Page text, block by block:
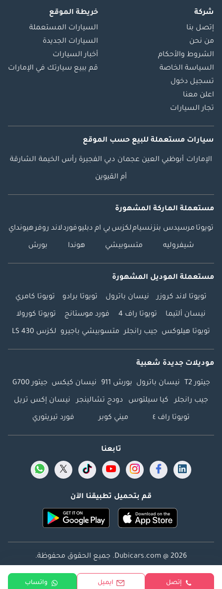
إتصل ايميل واتساب
شركة
إتصل بنا
من نحن
الشروط والأحكام
السياسة الخاصة
تسجيل دخول
اعلن معنا
تجار السيارات
خريطة الموقع
السيارات المستعملة
السيارات الجديدة
أخبار السيارات
قم ببيع سيارتك في الإمارات
سيارات مستعملة للبيع حسب الموقع
الإمارات أبوظبي العين عجمان دبي الفجيرة رأس الخيمة الشارقة
أم القيوين
مستعملة الماركة المشهورة
تويوتا مرسيدس بنزنسياملكزس بي ام دبليوفوردلاند روفرهيونداي
شيفروليه متسوبيشي هوندا بورش
مستعملة الموديل المشهورة
تويوتا لاند كروزر نيسان باترول تويوتا برادو تويوتا كامري
نيسان ألتيما تويوتا راف 4 فورد موستانج تويوتا كورولا
تويوتا هيلوكس جيب رانجلر متسوبيشي باجيرو لكزس LS 430
موديلات جديدة شعبية
جيتور T2 نيسان باترول بورش 911 نيسان كيكس جيتور G700
جيب رانجلر كيا سيلتوس دودج تشالينجر نيسان إكس تريل
تويوتا راف ٤ ميني كوبر فورد تيريتوري
تابعنا
قم بتحميل تطبيقنا الآن
Dubicars.com @ 2026. جميع الحقوق محفوظة.
العنوان: 2114 ، برج شذى ، المدينة الإعلامية ، دبي ، الإمارات